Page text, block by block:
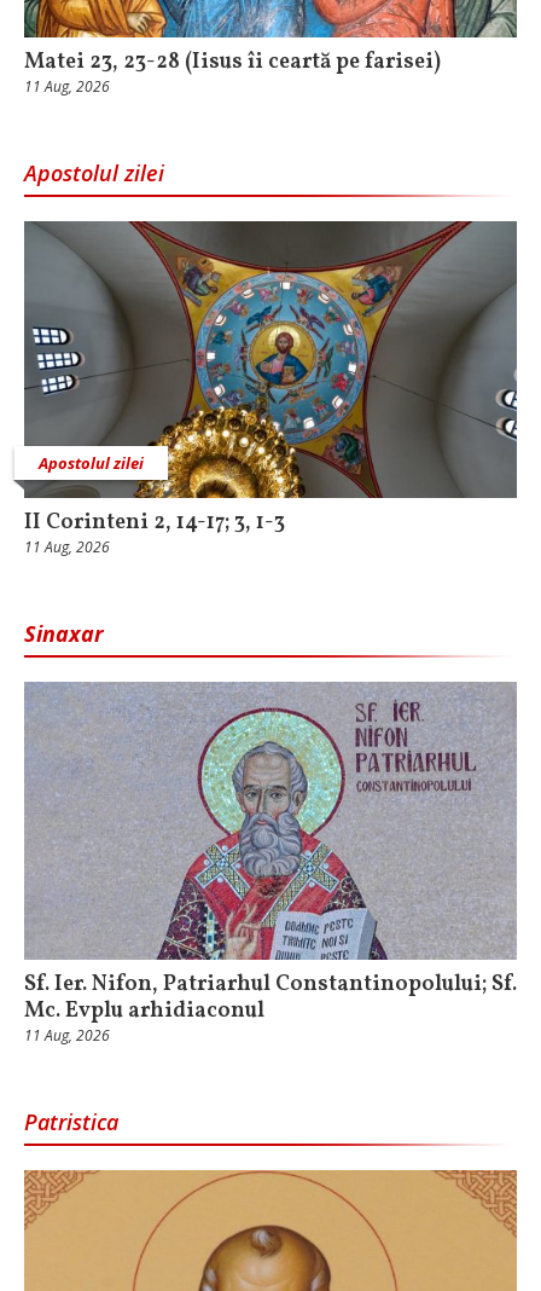
Matei 23, 23-28 (Iisus îi ceartă pe farisei)
11 Aug, 2026
Apostolul zilei
Apostolul zilei
II Corinteni 2, 14-17; 3, 1-3
11 Aug, 2026
Sinaxar
Sf. Ier. Nifon, Patriarhul Constantinopolului; Sf.
Mc. Evplu arhidiaconul
11 Aug, 2026
Patristica